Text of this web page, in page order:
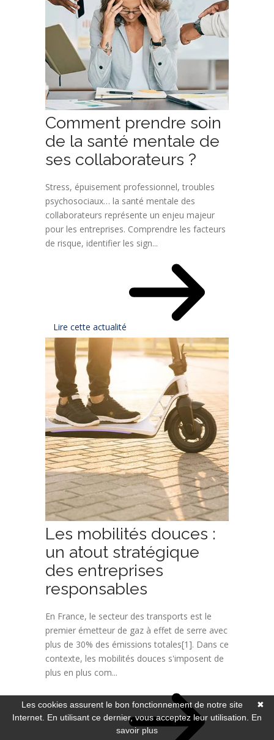
Comment prendre soin
de la santé mentale de
ses collaborateurs ?
Stress, épuisement professionnel, troubles
psychosociaux… la santé mentale des
collaborateurs représente un enjeu majeur
pour les entreprises. Comprendre les facteurs
de risque, identifier les sign...
Lire cette actualité
Les mobilités douces :
un atout stratégique
des entreprises
responsables
En France, le secteur des transports est le
premier émetteur de gaz à effet de serre avec
plus de 30% des émissions totales[1]. Dans ce
contexte, les mobilités douces s'imposent de
plus en plus com...
✖
Les cookies assurent le bon fonctionnement de notre site
Internet. En utilisant ce dernier, vous acceptez leur utilisation. En
savoir plus